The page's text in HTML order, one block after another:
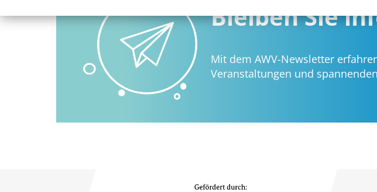
Bleiben Sie
Mit dem AWV-Newsletter
Veranstaltungen und